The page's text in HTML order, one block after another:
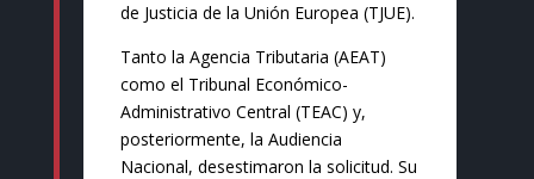
de Justicia de la Unión Europea (TJUE).
Tanto la Agencia Tributaria (AEAT)
como el Tribunal Económico-
Administrativo Central (TEAC) y,
posteriormente, la Audiencia
Nacional, desestimaron la solicitud. Su